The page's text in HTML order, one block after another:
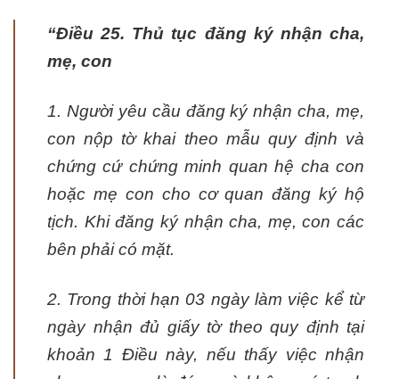
“Điều 25. Thủ tục đăng ký nhận cha,
mẹ, con
1. Người yêu cầu đăng ký nhận cha, mẹ,
con nộp tờ khai theo mẫu quy định và
chứng cứ chứng minh quan hệ cha con
hoặc mẹ con cho cơ quan đăng ký hộ
tịch. Khi đăng ký nhận cha, mẹ, con các
bên phải có mặt.
2. Trong thời hạn 03 ngày làm việc kể từ
ngày nhận đủ giấy tờ theo quy định tại
khoản 1 Điều này, nếu thấy việc nhận